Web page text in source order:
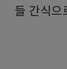
들 간식으